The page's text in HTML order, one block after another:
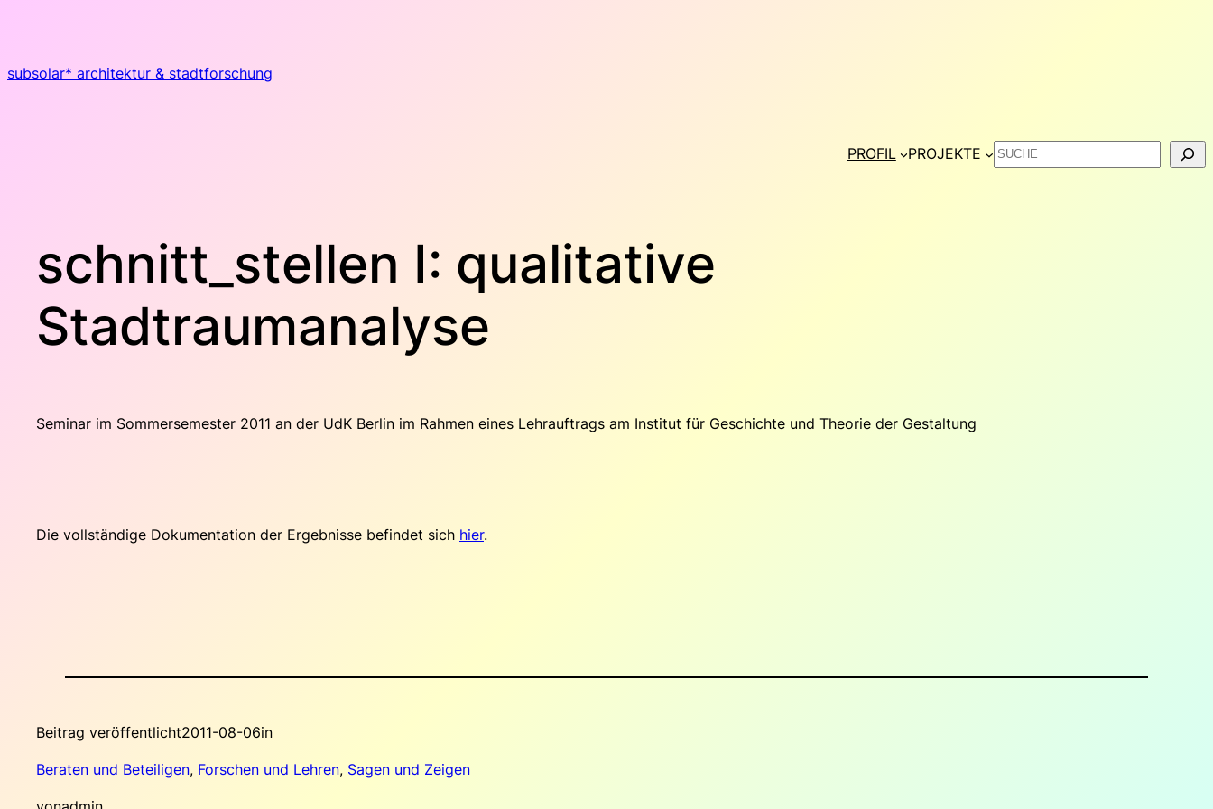
subsolar* architektur & stadtforschung
PROFIL PROJEKTE Suchen
schnitt_stellen I: qualitative
Stadtraumanalyse
Seminar im Sommersemester 2011 an der UdK Berlin im Rahmen eines Lehrauftrags am Institut für Geschichte und Theorie der Gestaltung
Die vollständige Dokumentation der Ergebnisse befindet sich hier.
Beitrag veröffentlicht2011-08-06in
Beraten und Beteiligen, Forschen und Lehren, Sagen und Zeigen